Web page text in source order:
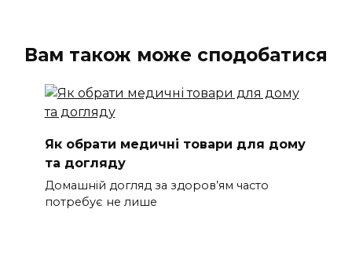
Вам також може сподобатися
Як обрати медичні товари для дому
та догляду
Домашній догляд за здоров’ям часто
потребує не лише